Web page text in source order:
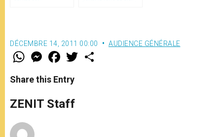
DÉCEMBRE 14, 2011 00:00 AUDIENCE GÉNÉRALE
W
t
s
p
p
M
e
s
e
g
e
F
a
e
b
o
k
w
Share this Entry
ZENIT Staff